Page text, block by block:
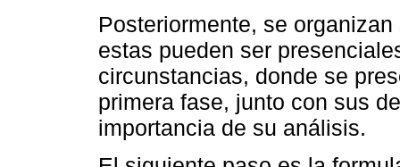
Posteriormente, se
estas pueden ser
circunstancias, donde se
primera fase, junto con sus
importancia de su análisis.